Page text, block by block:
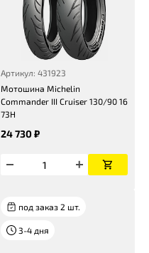
Артикул: 431923
Мотошина Michelin
Commander III Cruiser 130/90 16
73H
24 730 ₽
под заказ 2 шт.
3-4 дня